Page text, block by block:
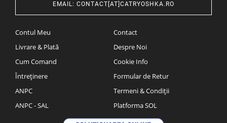
EMAIL: CONTACT[AT]CATRYOSHKA.RO
Contul Meu
Livrare & Plată
Cum Comand
Întreținere
ANPC
ANPC - SAL
Contact
Despre Noi
Cookie Info
Formular de Retur
Termeni & Condiții
Platforma SOL